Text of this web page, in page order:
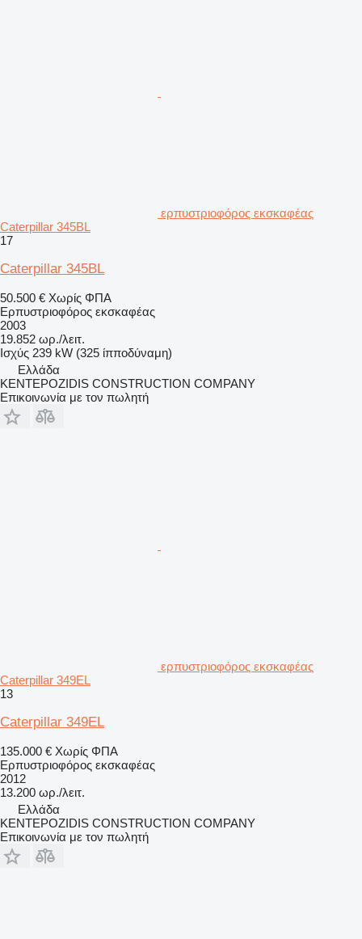
ερπυστριοφόρος εκσκαφέας
Caterpillar 345BL
17
Caterpillar 345BL
50.500 € Χωρίς ΦΠΑ
Ερπυστριοφόρος εκσκαφέας
2003
19.852 ωρ./λειτ.
Ισχύς 239 kW (325 ίπποδύναμη)
Ελλάδα
KENTEPOZIDIS CONSTRUCTION COMPANY
Επικοινωνία με τον πωλητή
ερπυστριοφόρος εκσκαφέας
Caterpillar 349EL
13
Caterpillar 349EL
135.000 € Χωρίς ΦΠΑ
Ερπυστριοφόρος εκσκαφέας
2012
13.200 ωρ./λειτ.
Ελλάδα
KENTEPOZIDIS CONSTRUCTION COMPANY
Επικοινωνία με τον πωλητή